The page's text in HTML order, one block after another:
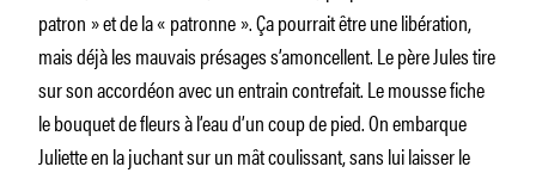
patron » et de la « patronne ». Ça pourrait être une libération,
mais déjà les mauvais présages s’amoncellent. Le père Jules tire
sur son accordéon avec un entrain contrefait. Le mousse fiche
le bouquet de fleurs à l’eau d’un coup de pied. On embarque
Juliette en la juchant sur un mât coulissant, sans lui laisser le